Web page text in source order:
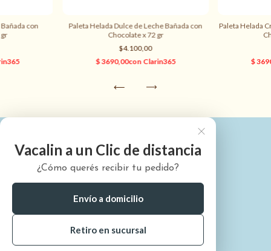
con
gr
Paleta Helada Dulce de Leche Bañada con
Chocolate x 72 gr
$4.100,00
Paleta Helada
Vacalin a un Clic de distancia
¿Cómo querés recibir tu pedido?
Envío a domicilio
Retiro en sucursal
¿Cómo comprar?